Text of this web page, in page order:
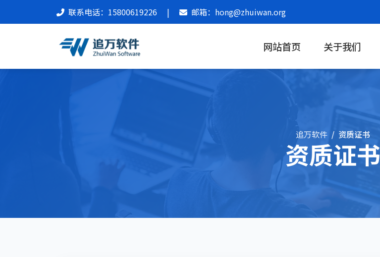
联系电话：15800619226 | 邮箱：hong@zhuiwan.org
网站首页 关于我们
追万软件 资质证书
资质证书